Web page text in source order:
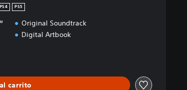
PS4 PS5
Original Soundtrack
Digital Artbook
carrito